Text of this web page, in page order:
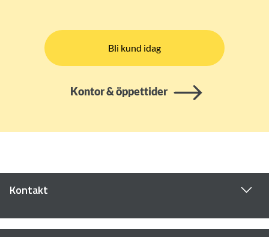
Bli kund idag
Kontor & öppettider
Kontakt